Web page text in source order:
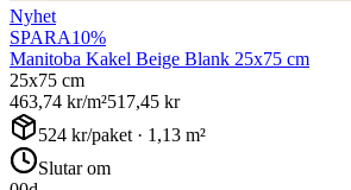
Nyhet
SPARA10%
Manitoba Kakel Beige Blank 25x75 cm
25x75 cm
463,74 kr/m²517,45 kr
524 kr/paket · 1,13 m²
Slutar om